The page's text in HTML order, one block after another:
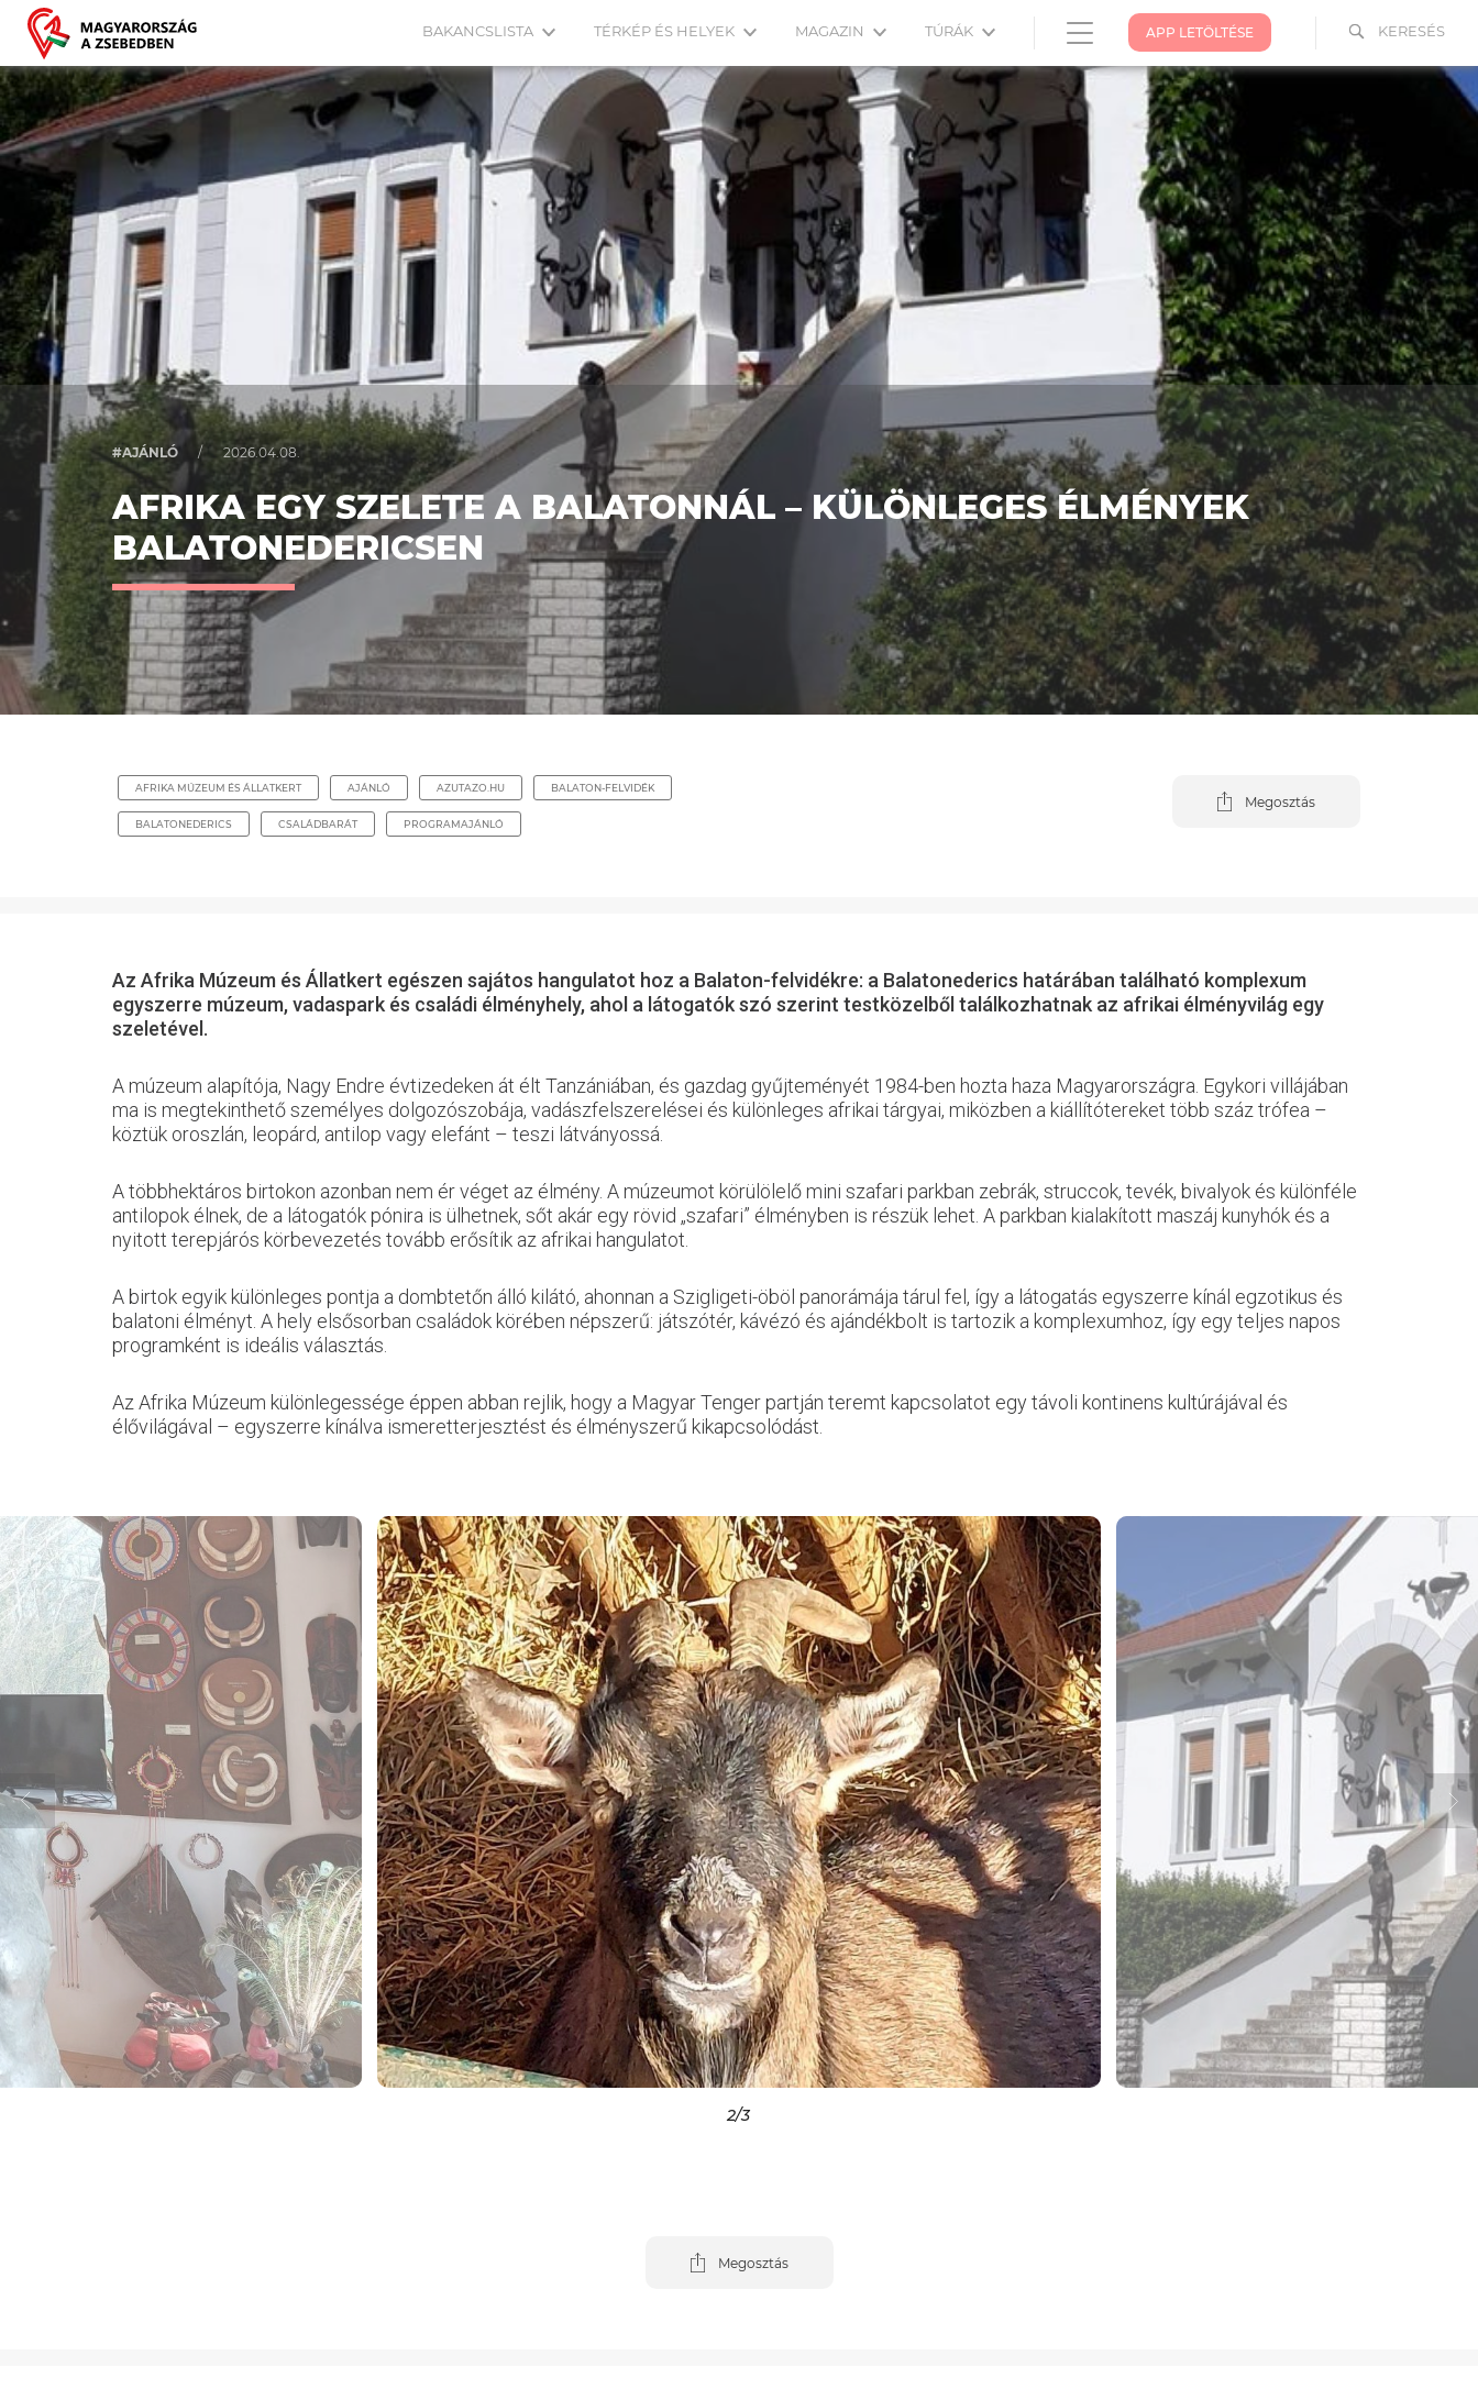
KERESÉS
APP LETÖLTÉSE
BAKANCSLISTA TÉRKÉP ÉS HELYEK MAGAZIN TÚRÁK
#AJÁNLÓ / 2026.04.08.
AFRIKA EGY SZELETE A BALATONNÁL – KÜLÖNLEGES ÉLMÉNYEK
BALATONEDERICSEN
AFRIKA MÚZEUM ÉS ÁLLATKERT AJÁNLÓ AZUTAZO.HU BALATON-FELVIDÉK
BALATONEDERICS CSALÁDBARÁT PROGRAMAJÁNLÓ
Megosztás
Az Afrika Múzeum és Állatkert egészen sajátos hangulatot hoz a Balaton-felvidékre: a Balatonederics határában található komplexum
egyszerre múzeum, vadaspark és családi élményhely, ahol a látogatók szó szerint testközelből találkozhatnak az afrikai élményvilág egy
szeletével.
A múzeum alapítója, Nagy Endre évtizedeken át élt Tanzániában, és gazdag gyűjteményét 1984-ben hozta haza Magyarországra. Egykori villájában
ma is megtekinthető személyes dolgozószobája, vadászfelszerelései és különleges afrikai tárgyai, miközben a kiállítótereket több száz trófea –
köztük oroszlán, leopárd, antilop vagy elefánt – teszi látványossá.
A többhektáros birtokon azonban nem ér véget az élmény. A múzeumot körülölelő mini szafari parkban zebrák, struccok, tevék, bivalyok és különféle
antilopok élnek, de a látogatók pónira is ülhetnek, sőt akár egy rövid „szafari” élményben is részük lehet. A parkban kialakított maszáj kunyhók és a
nyitott terepjárós körbevezetés tovább erősítik az afrikai hangulatot.
A birtok egyik különleges pontja a dombtetőn álló kilátó, ahonnan a Szigligeti-öböl panorámája tárul fel, így a látogatás egyszerre kínál egzotikus és
balatoni élményt. A hely elsősorban családok körében népszerű: játszótér, kávézó és ajándékbolt is tartozik a komplexumhoz, így egy teljes napos
programként is ideális választás.
Az Afrika Múzeum különlegessége éppen abban rejlik, hogy a Magyar Tenger partján teremt kapcsolatot egy távoli kontinens kultúrájával és
élővilágával – egyszerre kínálva ismeretterjesztést és élményszerű kikapcsolódást.
3/3
Megosztás